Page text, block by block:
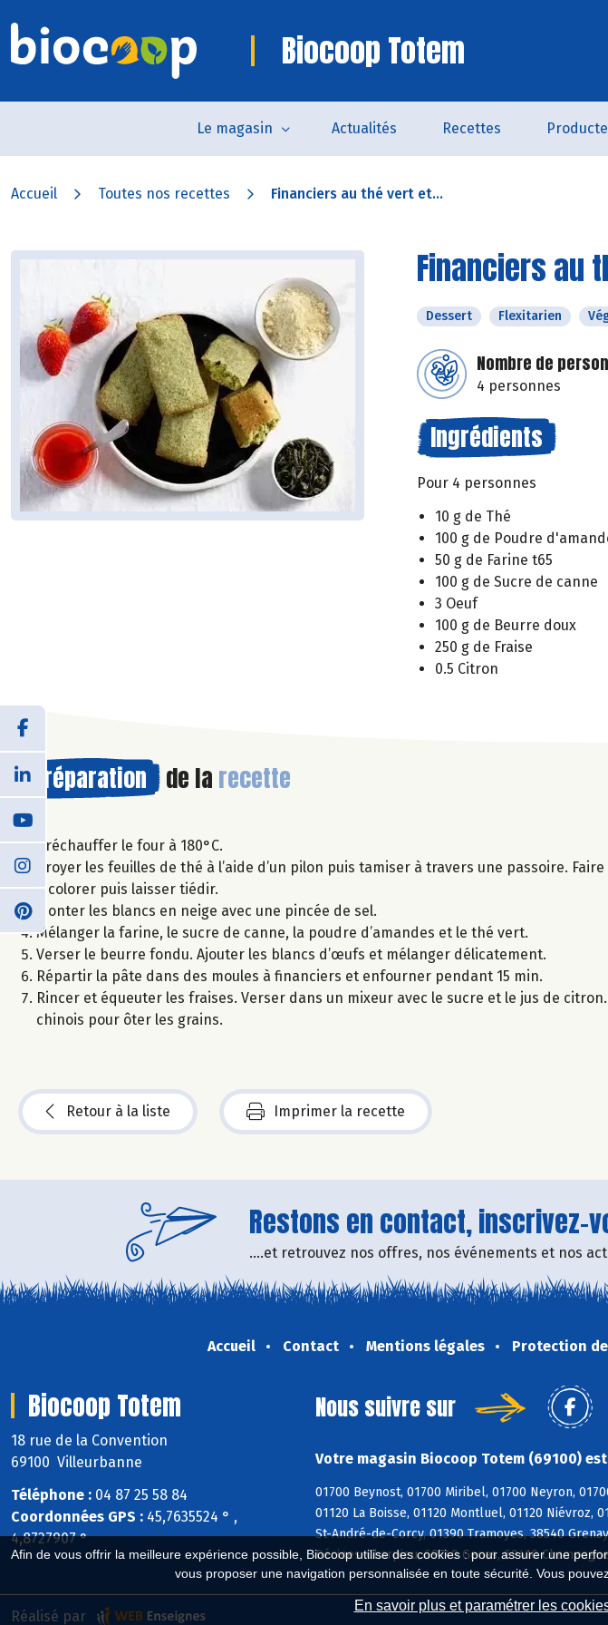
Afin de vous offrir la meilleure expérience possible, Biocoop utilise des cookies : pour assurer une
vous proposer une navigation personnalisée en toute sécurité. Vous
En savoir plus et paramétrer les
Biocoop Totem
Le magasin Actualités Recettes
Accueil Toutes nos recettes Financiers au thé vert et...
Financiers au
Dessert Flexitarien
Nombre de
4 personnes
Ingrédients
Pour 4 personnes
10 g de Thé
100 g de Poudre
50 g de Farine t65
100 g de Sucre de canne
3 Oeuf
100 g de Beurre doux
250 g de Fraise
0.5 Citron
Préparation de la recette
Préchauffer le four à 180°C.
Broyer les feuilles de thé à l’aide d’un pilon puis tamiser à travers une passoire.
à colorer puis laisser tiédir.
Monter les blancs en neige avec une pincée de sel.
Mélanger la farine, le sucre de canne, la poudre d’amandes et le thé vert.
Verser le beurre fondu. Ajouter les blancs d’œufs et mélanger délicatement.
Répartir la pâte dans des moules à financiers et enfourner pendant 15 min.
Rincer et équeuter les fraises. Verser dans un mixeur avec le sucre et le jus de
chinois pour ôter les grains.
Retour à la liste Imprimer la recette
Restons en contact, inscrivez-
....et retrouvez nos offres, nos événements et nos
Accueil Contact Mentions légales Protection
Biocoop Totem
18 rue de la Convention
69100 Villeurbanne
Téléphone : 04 87 25 58 84
Coordonnées GPS : 45,7635524 ° ,
4,8727907 °
Nous suivre sur
Votre magasin Biocoop Totem (69100)
01700 Beynost, 01700 Miribel, 01700 Neyron,
01120 La Boisse, 01120 Montluel, 01120 Niévroz,
St-André-de-Corcy, 01390 Tramoyes, 38540
Décines-Charpieu, 69740 Genas, 69410
Réalisé par